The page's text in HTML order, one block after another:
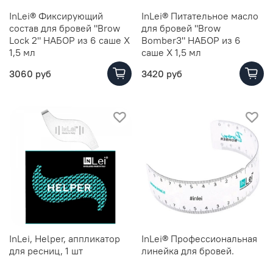
InLei® Фиксирующий
состав для бровей "Brow
Lock 2" НАБОР из 6 саше Х
1,5 мл
3060 руб
InLei® Питательное масло
для бровей "Brow
Bomber3" НАБОР из 6
саше Х 1,5 мл
3420 руб
InLei, Helper, аппликатор
для ресниц, 1 шт
InLei® Профессиональная
линейка для бровей.